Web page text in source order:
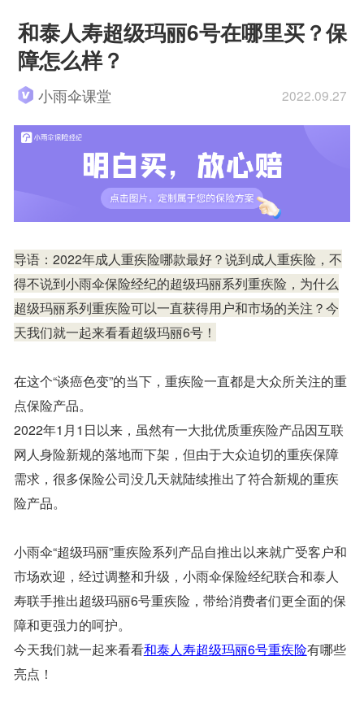
和泰人寿超级玛丽6号在哪里买？保
障怎么样？
小雨伞课堂 2022.09.27
导语：2022年成人重疾险哪款最好？说到成人重疾险，不
得不说到小雨伞保险经纪的超级玛丽系列重疾险，为什么
超级玛丽系列重疾险可以一直获得用户和市场的关注？今
天我们就一起来看看超级玛丽6号！
在这个“谈癌色变”的当下，重疾险一直都是大众所关注的重
点保险产品。
2022年1月1日以来，虽然有一大批优质重疾险产品因互联
网人身险新规的落地而下架，但由于大众迫切的重疾保障
需求，很多保险公司没几天就陆续推出了符合新规的重疾
险产品。
小雨伞“超级玛丽”重疾险系列产品自推出以来就广受客户和
市场欢迎，经过调整和升级，小雨伞保险经纪联合和泰人
寿联手推出超级玛丽6号重疾险，带给消费者们更全面的保
障和更强力的呵护。
今天我们就一起来看看和泰人寿超级玛丽6号重疾险有哪些
亮点！